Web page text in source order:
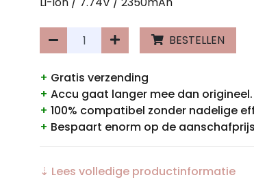
BESTELLEN
+ Gratis verzending
+ Accu gaat langer mee dan origineel.
+ 100% compatibel zonder nadelige
+ Bespaart enorm op de
⇣ Lees volledige productinformatie